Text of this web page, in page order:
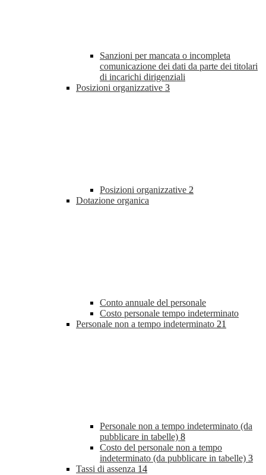
Sanzioni per mancata o incompleta
comunicazione dei dati da parte dei titolari
di incarichi dirigenziali
Posizioni organizzative 3
Posizioni organizzative 2
Dotazione organica
Conto annuale del personale
Costo personale tempo indeterminato
Personale non a tempo indeterminato 21
Personale non a tempo indeterminato (da
pubblicare in tabelle) 8
Costo del personale non a tempo
indeterminato (da pubblicare in tabelle) 3
Tassi di assenza 14